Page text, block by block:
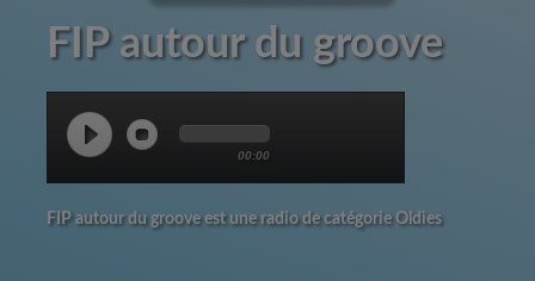
FIP autour du groove
00:00
FIP autour du groove est une radio de catégorie Oldies